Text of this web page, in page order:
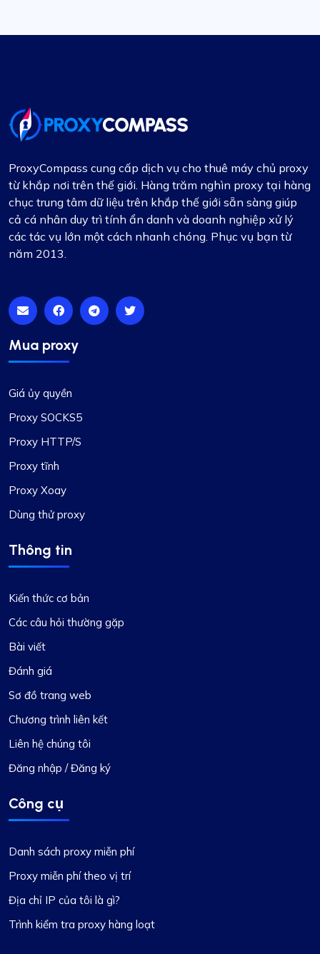
vượt trội, ProxyCompass chắc chắn là lựa chọn
hàng đầu.
Bintang S.
Đến từ Fineproxy.de, tôi đã quen với một mức độ
hợp mà còn vượt quá mong đợi của tôi với các
Tôi đã dựa vào ProxyCompass (vì chúng được gọi
các nhu cầu proxy của tôi. Những cải tiến và cập
nhật liên tục của họ thể hiện cam kết của họ
trong việc cung cấp dịch vụ chất lượng hàng đầu.
Chắc chắn là dịch vụ proxy tốt nhất mà tôi từng
cạnh tranh, khiến họ trở nên khác biệt. Các
proxy ổn định và nhóm hỗ trợ luôn sẵn sàng hỗ
trợ ngay lập tức. Tính linh hoạt trong việc lựa
chọn hoặc loại trừ các mạng con hoặc quốc gia
cụ thể, cùng với các tính năng khác, đặc biệt
ProxyCompass cung cấp dịch vụ cho thuê máy chủ proxy
từ khắp nơi trên thế giới. Hàng trăm nghìn proxy tại hàng
chục trung tâm dữ liệu trên khắp thế giới sẵn sàng giúp
cả cá nhân duy trì tính ẩn danh và doanh nghiệp xử lý
các tác vụ lớn một cách nhanh chóng. Phục vụ bạn từ
năm 2013.
Mua proxy
Giá ủy quyền
Proxy SOCKS5
Proxy HTTP/S
Proxy tĩnh
Proxy Xoay
Dùng thử proxy
Thông tin
Kiến thức cơ bản
Các câu hỏi thường gặp
Bài viết
Đánh giá
Sơ đồ trang web
Chương trình liên kết
Liên hệ chúng tôi
Đăng nhập / Đăng ký
Công cụ
Danh sách proxy miễn phí
Proxy miễn phí theo vị trí
Địa chỉ IP của tôi là gì?
Trình kiểm tra proxy hàng loạt